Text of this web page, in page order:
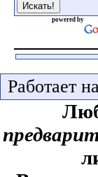
powered by
Работает